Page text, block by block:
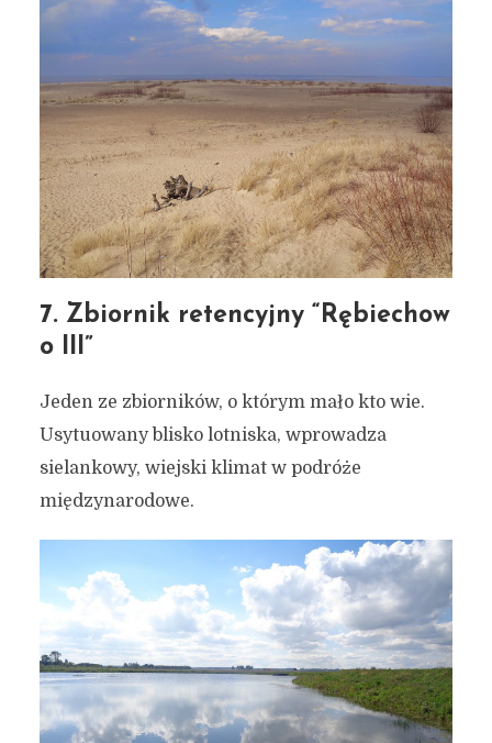
7. Zbiornik retencyjny “Rębiechow
o III”
Jeden ze zbiorników, o którym mało kto wie.
Usytuowany blisko lotniska, wprowadza
sielankowy, wiejski klimat w podróże
międzynarodowe.